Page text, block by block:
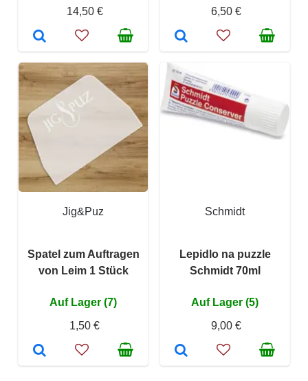
14,50 €
6,50 €
Jig&Puz
Spatel zum Auftragen
von Leim 1 Stück
Auf Lager (7)
1,50 €
Schmidt
Lepidlo na puzzle
Schmidt 70ml
Auf Lager (5)
9,00 €